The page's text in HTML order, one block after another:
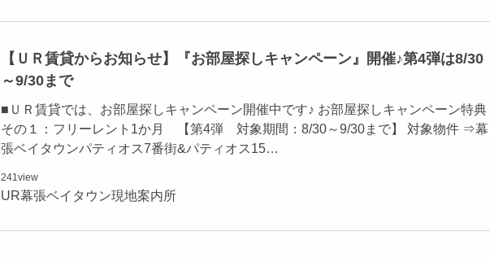
【ＵＲ賃貸からお知らせ】『お部屋探しキャンペーン』開催♪第4弾は8/30
～9/30まで
■ＵＲ賃貸では、お部屋探しキャンペーン開催中です♪ お部屋探しキャンペーン特典
その１：フリーレント1か月 【第4弾 対象期間：8/30～9/30まで】 対象物件 ⇒幕
張ベイタウンパティオス7番街&パティオス15…
241view
UR幕張ベイタウン現地案内所